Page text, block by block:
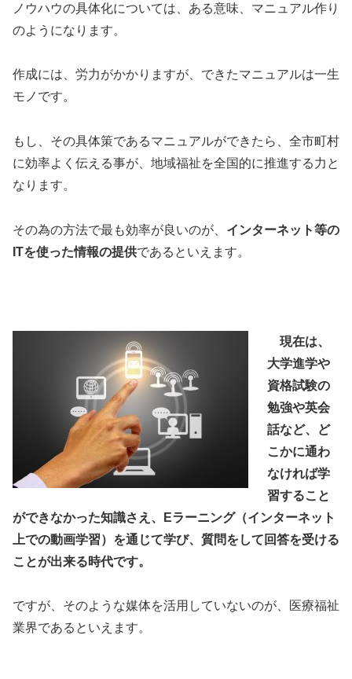
ノウハウの具体化については、ある意味、マニュアル作り
のようになります。
作成には、労力がかかりますが、できたマニュアルは一生
モノです。
もし、その具体策であるマニュアルができたら、全市町村
に効率よく伝える事が、地域福祉を全国的に推進する力と
なります。
その為の方法で最も効率が良いのが、 インターネット等の
ITを使った情報の提供であるといえます。
現在は、
大学進学や
資格試験の
勉強や英会
話など、ど
こかに通わ
なければ学
習すること
ができなかった知識さえ、Eラーニング（インターネット
上での動画学習）を通じて学び、質問をして回答を受ける
ことが出来る時代です。
ですが、そのような媒体を活用していないのが、医療福祉
業界であるといえます。